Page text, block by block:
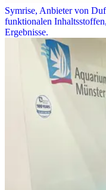
Symrise, Anbieter von
funktionalen
Ergebnisse.